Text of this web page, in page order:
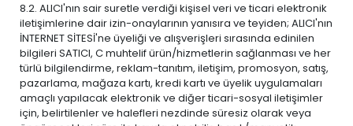
8.2. ALICI'nın sair suretle verdiği kişisel veri ve ticari elektronik
iletişimlerine dair izin-onaylarının yanısıra ve teyiden; ALICI'nın
İNTERNET SİTESİ'ne üyeliği ve alışverişleri sırasında edinilen
bilgileri SATICI, C muhtelif ürün/hizmetlerin sağlanması ve her
türlü bilgilendirme, reklam-tanıtım, iletişim, promosyon, satış,
pazarlama, mağaza kartı, kredi kartı ve üyelik uygulamaları
amaçlı yapılacak elektronik ve diğer ticari-sosyal iletişimler
için, belirtilenler ve halefleri nezdinde süresiz olarak veya